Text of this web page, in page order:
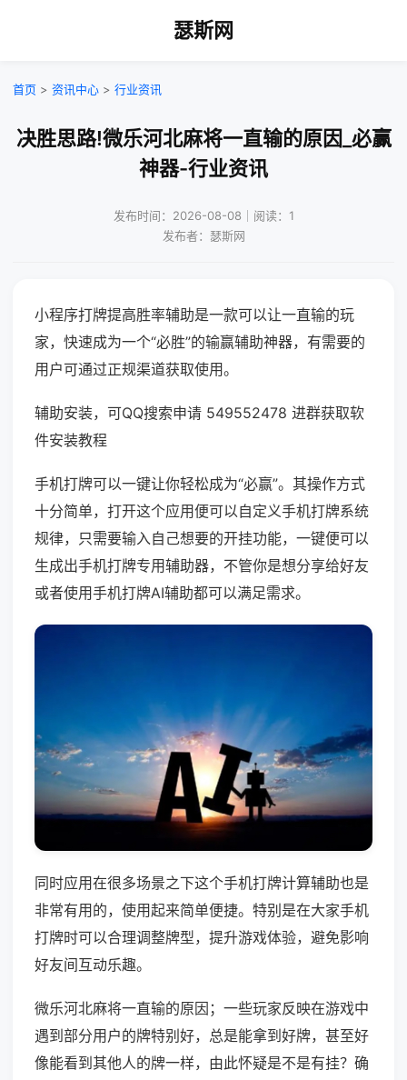
瑟斯网
首页 > 资讯中心 > 行业资讯
决胜思路!微乐河北麻将一直输的原因_必赢
神器-行业资讯
发布时间：2026-08-08｜阅读：1
发布者：瑟斯网
小程序打牌提高胜率辅助是一款可以让一直输的玩
家，快速成为一个“必胜”的输赢辅助神器，有需要的
用户可通过正规渠道获取使用。
辅助安装，可QQ搜索申请 549552478 进群获取软
件安装教程
手机打牌可以一键让你轻松成为“必赢”。其操作方式
十分简单，打开这个应用便可以自定义手机打牌系统
规律，只需要输入自己想要的开挂功能，一键便可以
生成出手机打牌专用辅助器，不管你是想分享给好友
或者使用手机打牌AI辅助都可以满足需求。
同时应用在很多场景之下这个手机打牌计算辅助也是
非常有用的，使用起来简单便捷。特别是在大家手机
打牌时可以合理调整牌型，提升游戏体验，避免影响
好友间互动乐趣。
微乐河北麻将一直输的原因；一些玩家反映在游戏中
遇到部分用户的牌特别好，总是能拿到好牌，甚至好
像能看到其他人的牌一样，由此怀疑是不是有挂？确